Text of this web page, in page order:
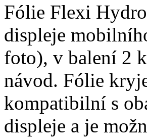
Fólie Flexi
displeje
foto), v balení 2
návod. Fólie
kompatibilní s
displeje a je